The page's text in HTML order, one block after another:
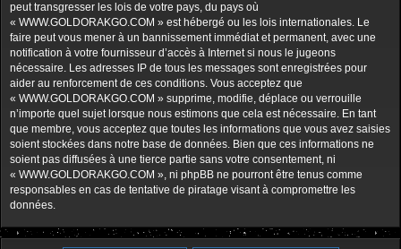
peut transgresser les lois de votre pays, du pays où
« WWW.GOLDORAKGO.COM » est hébergé ou les lois internationales. Le
faire peut vous mener à un bannissement immédiat et permanent, avec une
notification à votre fournisseur d’accès à Internet si nous le jugeons
nécessaire. Les adresses IP de tous les messages sont enregistrées pour
aider au renforcement de ces conditions. Vous acceptez que
« WWW.GOLDORAKGO.COM » supprime, modifie, déplace ou verrouille
n’importe quel sujet lorsque nous estimons que cela est nécessaire. En tant
que membre, vous acceptez que toutes les informations que vous avez saisies
soient stockées dans notre base de données. Bien que ces informations ne
soient pas diffusées à une tierce partie sans votre consentement, ni
« WWW.GOLDORAKGO.COM », ni phpBB ne pourront être tenus comme
responsables en cas de tentative de piratage visant à compromettre les
données.